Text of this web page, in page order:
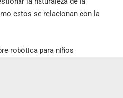
estos se relacionan con la
robótica para niños